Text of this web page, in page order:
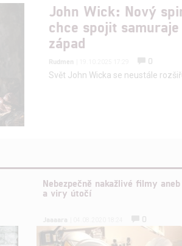
John Wick: Nový
chce spojit
západ
Rudmen
0
Svět John Wicka se neustále
Nebezpečně nakažlivé filmy
a viry útočí